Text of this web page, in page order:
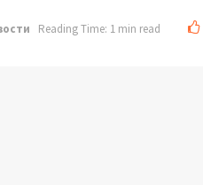
Reading Time: 1 min read